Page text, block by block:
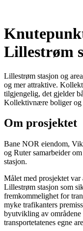
Lillestrøm
Lillestrøm stasjon og
og mer attraktive.
tilgjengelig, det gjelder
Kollektivnære boliger og
Om prosjektet
Bane NOR eiendom,
og Ruter samarbeider
stasjon.
Målet med prosjektet
Lillestrøm stasjon som
fremkommelighet for
myke trafikanters
byutvikling av
transportetatenes egne